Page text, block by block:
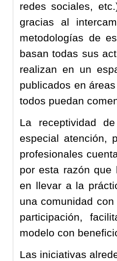
redes sociales,
gracias al
metodologías de
basan todas sus
realizan en un
publicados en
todos puedan
La receptividad
especial atención,
profesionales
por esta razón que
en llevar a la
una comunidad
participación,
modelo con
Las iniciativas